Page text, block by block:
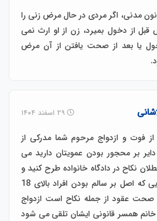
مطابق با ماده 945 قانون مدنی، اگر مردی در حال مرض زنی را
از دخول بمیرد، زن از او ارث نمی
یا بعد از صحت یافتن از آن مرض
فوت و ازدواج مرحوم شما مدرکی از
بر محجور بودن عمویتان دارید می
نکاح در دادگاه خانواده طرح کنید و
اگر مدرکی ندارید از آنجایی که اصل بر سالم بودن افراد بالای 18
عقود از جمله نکاح است ازدواج
همسر قانونی ایشان تلقی می شود